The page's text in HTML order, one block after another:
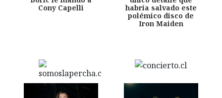
Cony Capelli
habría salvado este
polémico disco de
Iron Maiden